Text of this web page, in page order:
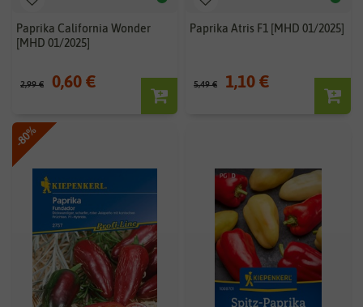
Paprika California Wonder
[MHD 01/2025]
2,99 € 0,60 €
Paprika Atris F1 [MHD 01/2025]
5,49 € 1,10 €
-80%